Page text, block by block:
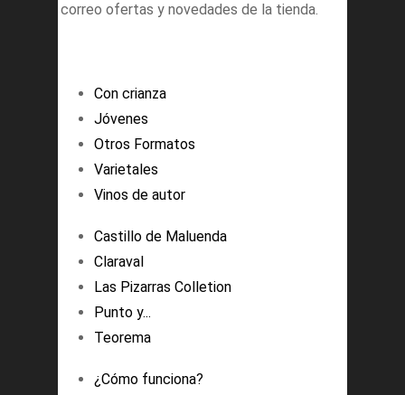
correo ofertas y novedades de la tienda.
Con crianza
Jóvenes
Otros Formatos
Varietales
Vinos de autor
Castillo de Maluenda
Claraval
Las Pizarras Colletion
Punto y...
Teorema
¿Cómo funciona?